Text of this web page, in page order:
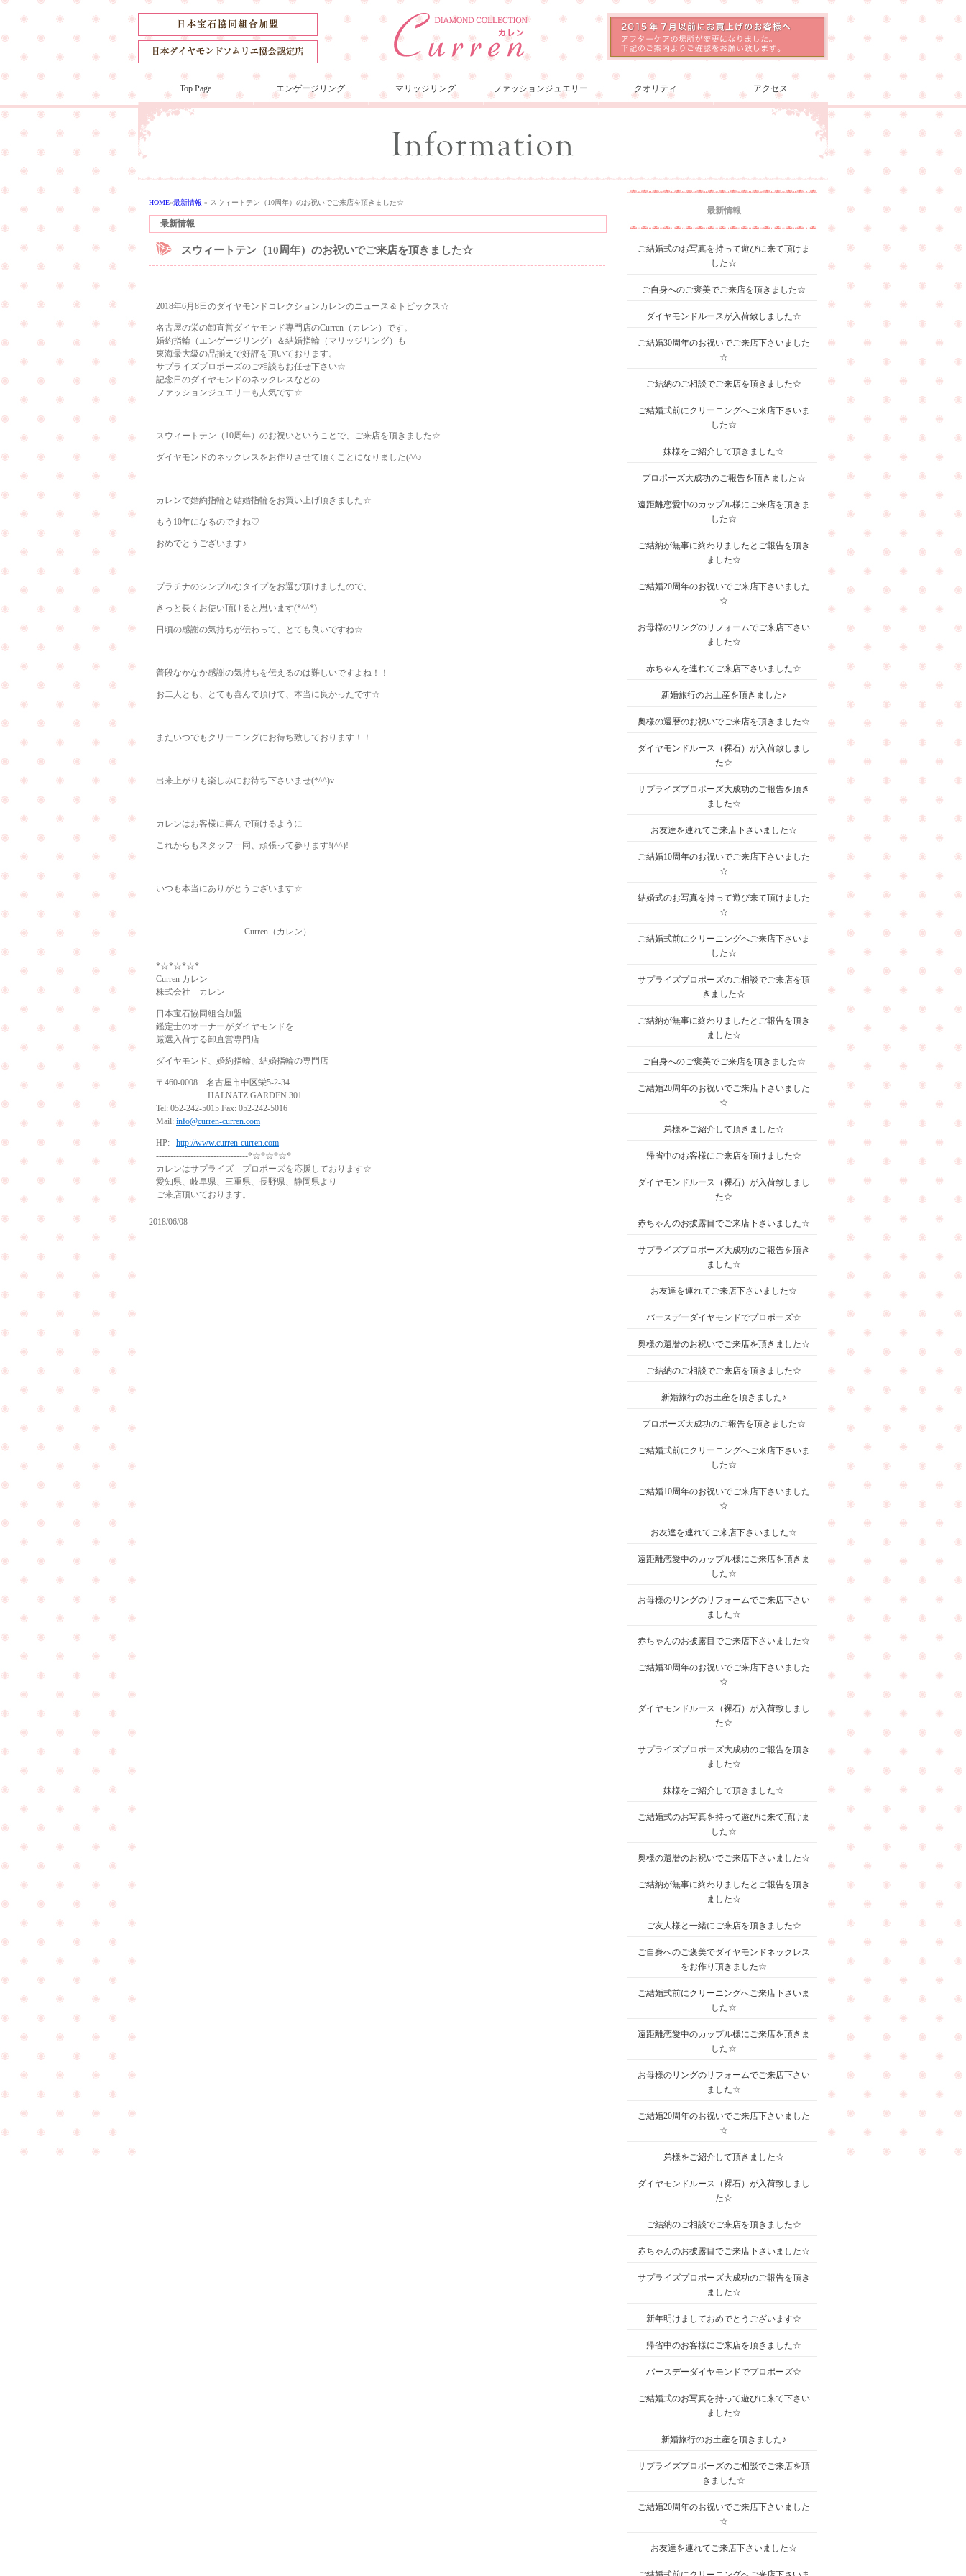
Top Page エンゲージリング マリッジリング ファッションジュエリー クオリティ アクセス
HOME»最新情報 » スウィートテン（10周年）のお祝いでご来店を頂きました☆
最新情報
スウィートテン（10周年）のお祝いでご来店を頂きました☆
2018年6月8日のダイヤモンドコレクションカレンのニュース＆トピックス☆
名古屋の栄の卸直営ダイヤモンド専門店のCurren（カレン）です。
婚約指輪（エンゲージリング）＆結婚指輪（マリッジリング）も
東海最大級の品揃えで好評を頂いております。
サプライズプロポーズのご相談もお任せ下さい☆
記念日のダイヤモンドのネックレスなどの
ファッションジュエリーも人気です☆
スウィートテン（10周年）のお祝いということで、ご来店を頂きました☆
ダイヤモンドのネックレスをお作りさせて頂くことになりました(^^♪
カレンで婚約指輪と結婚指輪をお買い上げ頂きました☆
もう10年になるのですね♡
おめでとうございます♪
プラチナのシンプルなタイプをお選び頂けましたので、
きっと長くお使い頂けると思います(*^^*)
日頃の感謝の気持ちが伝わって、とても良いですね☆
普段なかなか感謝の気持ちを伝えるのは難しいですよね！！
お二人とも、とても喜んで頂けて、本当に良かったです☆
またいつでもクリーニングにお待ち致しております！！
出来上がりも楽しみにお待ち下さいませ(*^^)v
カレンはお客様に喜んで頂けるように
これからもスタッフ一同、頑張って参ります!(^^)!
いつも本当にありがとうございます☆
Curren（カレン）
*☆*☆*☆*-----------------------------
Curren カレン
株式会社 カレン
日本宝石協同組合加盟
鑑定士のオーナーがダイヤモンドを
厳選入荷する卸直営専門店
ダイヤモンド、婚約指輪、結婚指輪の専門店
〒460-0008 名古屋市中区栄5-2-34
HALNATZ GARDEN 301
Tel: 052-242-5015 Fax: 052-242-5016
Mail: info@curren-curren.com
HP: http://www.curren-curren.com
--------------------------------*☆*☆*☆*
カレンはサプライズ プロポーズを応援しております☆
愛知県、岐阜県、三重県、長野県、静岡県より
ご来店頂いております。
2018/06/08
最新情報
ご結婚式のお写真を持って遊びに来て頂けま
した☆
ご自身へのご褒美でご来店を頂きました☆
ダイヤモンドルースが入荷致しました☆
ご結婚30周年のお祝いでご来店下さいました
☆
ご結納のご相談でご来店を頂きました☆
ご結婚式前にクリーニングへご来店下さいま
した☆
妹様をご紹介して頂きました☆
プロポーズ大成功のご報告を頂きました☆
遠距離恋愛中のカップル様にご来店を頂きま
した☆
ご結納が無事に終わりましたとご報告を頂き
ました☆
ご結婚20周年のお祝いでご来店下さいました
☆
お母様のリングのリフォームでご来店下さい
ました☆
赤ちゃんを連れてご来店下さいました☆
新婚旅行のお土産を頂きました♪
奥様の還暦のお祝いでご来店を頂きました☆
ダイヤモンドルース（裸石）が入荷致しまし
た☆
サプライズプロポーズ大成功のご報告を頂き
ました☆
お友達を連れてご来店下さいました☆
ご結婚10周年のお祝いでご来店下さいました
☆
結婚式のお写真を持って遊び来て頂けました
☆
ご結婚式前にクリーニングへご来店下さいま
した☆
サプライズプロポーズのご相談でご来店を頂
きました☆
ご結納が無事に終わりましたとご報告を頂き
ました☆
ご自身へのご褒美でご来店を頂きました☆
ご結婚20周年のお祝いでご来店下さいました
☆
弟様をご紹介して頂きました☆
帰省中のお客様にご来店を頂けました☆
ダイヤモンドルース（裸石）が入荷致しまし
た☆
赤ちゃんのお披露目でご来店下さいました☆
サプライズプロポーズ大成功のご報告を頂き
ました☆
お友達を連れてご来店下さいました☆
バースデーダイヤモンドでプロポーズ☆
奥様の還暦のお祝いでご来店を頂きました☆
ご結納のご相談でご来店を頂きました☆
新婚旅行のお土産を頂きました♪
プロポーズ大成功のご報告を頂きました☆
ご結婚式前にクリーニングへご来店下さいま
した☆
ご結婚10周年のお祝いでご来店下さいました
☆
お友達を連れてご来店下さいました☆
遠距離恋愛中のカップル様にご来店を頂きま
した☆
お母様のリングのリフォームでご来店下さい
ました☆
赤ちゃんのお披露目でご来店下さいました☆
ご結婚30周年のお祝いでご来店下さいました
☆
ダイヤモンドルース（裸石）が入荷致しまし
た☆
サプライズプロポーズ大成功のご報告を頂き
ました☆
妹様をご紹介して頂きました☆
ご結婚式のお写真を持って遊びに来て頂けま
した☆
奥様の還暦のお祝いでご来店下さいました☆
ご結納が無事に終わりましたとご報告を頂き
ました☆
ご友人様と一緒にご来店を頂きました☆
ご自身へのご褒美でダイヤモンドネックレス
をお作り頂きました☆
ご結婚式前にクリーニングへご来店下さいま
した☆
遠距離恋愛中のカップル様にご来店を頂きま
した☆
お母様のリングのリフォームでご来店下さい
ました☆
ご結婚20周年のお祝いでご来店下さいました
☆
弟様をご紹介して頂きました☆
ダイヤモンドルース（裸石）が入荷致しまし
た☆
ご結納のご相談でご来店を頂きました☆
赤ちゃんのお披露目でご来店下さいました☆
サプライズプロポーズ大成功のご報告を頂き
ました☆
新年明けましておめでとうございます☆
帰省中のお客様にご来店を頂きました☆
バースデーダイヤモンドでプロポーズ☆
ご結婚式のお写真を持って遊びに来て下さい
ました☆
新婚旅行のお土産を頂きました♪
サプライズプロポーズのご相談でご来店を頂
きました☆
ご結婚20周年のお祝いでご来店下さいました
☆
お友達を連れてご来店下さいました☆